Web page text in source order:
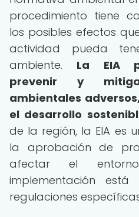
procedimiento tiene
los posibles efectos
actividad pueda
ambiente. La EIA
prevenir y
ambientales
el desarrollo
de la región, la EIA es
la aprobación de
afectar el
implementación
regulaciones